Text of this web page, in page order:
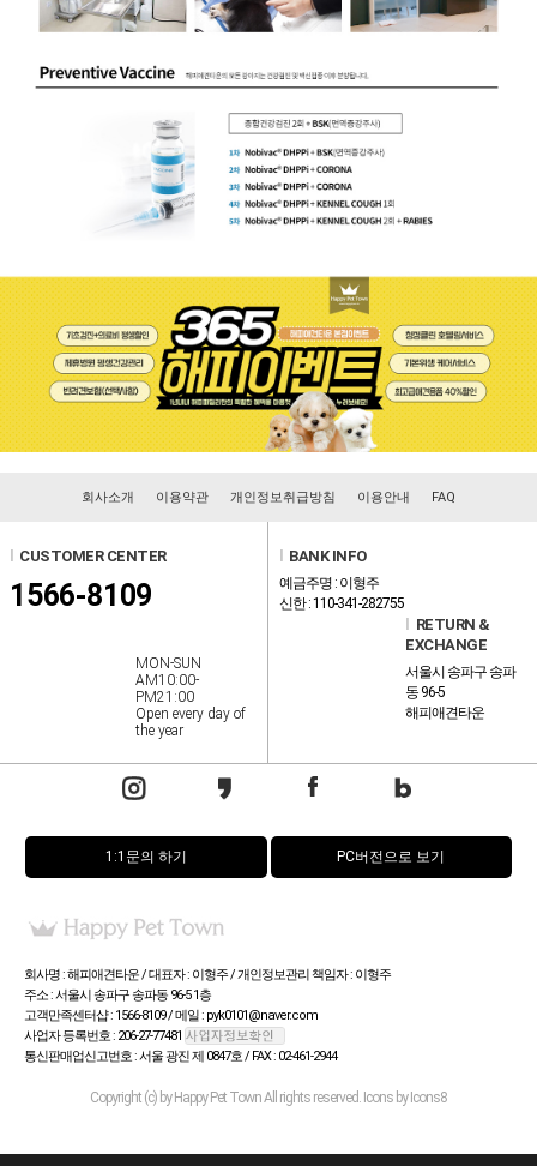
회사소개 이용약관 개인정보취급방침 이용안내 FAQ
l CUSTOMER CENTER
1566-8109
MON-SUN
AM10:00-
PM21:00
Open every day of
the year
l BANK INFO
예금주명 : 이형주
신한 : 110-341-282755
l RETURN &
EXCHANGE
서울시 송파구 송파
동 96-5
해피애견타운
1:1문의 하기 PC버전으로 보기
회사명 : 해피애견타운 / 대표자 : 이형주 / 개인정보관리 책임자 : 이형주
주소 : 서울시 송파구 송파동 96-5 1층
고객만족센터샵 : 1566-8109 / 메일 : pyk0101@naver.com
사업자 등록번호 : 206-27-77481
통신판매업신고번호 : 서울 광진 제 0847호 / FAX : 02-461-2944
Copyright (c) by Happy Pet Town All rights reserved. Icons by Icons8